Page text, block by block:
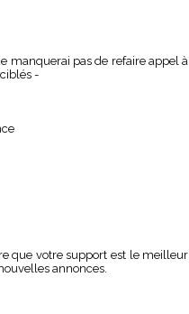
manquerai pas de refaire appel à
-
que votre support est le meilleur
annonces.